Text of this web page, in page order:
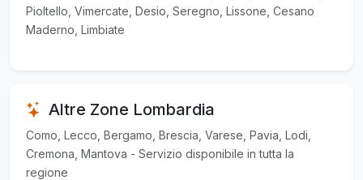
Pioltello, Vimercate, Desio, Seregno, Lissone, Cesano
Maderno, Limbiate
Altre Zone Lombardia
Como, Lecco, Bergamo, Brescia, Varese, Pavia, Lodi,
Cremona, Mantova - Servizio disponibile in tutta la
regione